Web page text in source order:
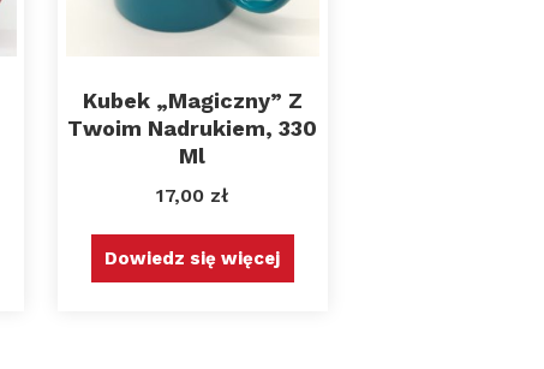
Kubek „magiczny” Z
Twoim Nadrukiem, 330
Ml
17,00 zł
Dowiedz się więcej